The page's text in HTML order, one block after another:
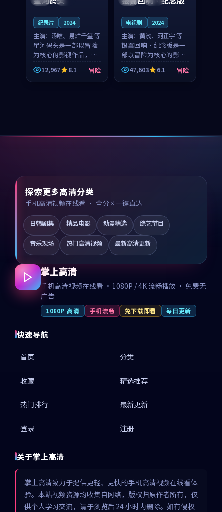
纪录片 2024
主演： 汤唯、易烊千玺 等
星河码头是一部以冒险
为核心的影视作品，围
绕危机、反转与人物成
长展开，整体节奏紧
凑，值得推荐观看。
12,967 8.1 冒险
电视剧 2024
主演： 黄渤、河正宇 等
银翼回响·纪念版是一
部以冒险为核心的影视
作品，围绕危机、反转
与人物成长展开，整体
节奏紧凑，值得推荐观
47,603 6.1 冒险
探索更多高清分类
手机高清视频在线看 · 全分区一键直达
日韩剧集 精品电影 动漫精选 综艺节目
音乐现场 热门高清视频 最新高清更新
掌上高清
手机高清视频在线看 · 1080P / 4K 流畅播放 · 免费无
广告
1080P 高清 手机流畅 免下载即看 每日更新
快速导航
首页 分类
收藏 精选推荐
热门排行 最新更新
登录 注册
关于掌上高清
掌上高清致力于提供更轻、更快的手机高清视频在线看体
验。本站视频资源均收集自网络，版权归原作者所有，仅
供个人学习交流，请于浏览后 24 小时内删除。如有侵权